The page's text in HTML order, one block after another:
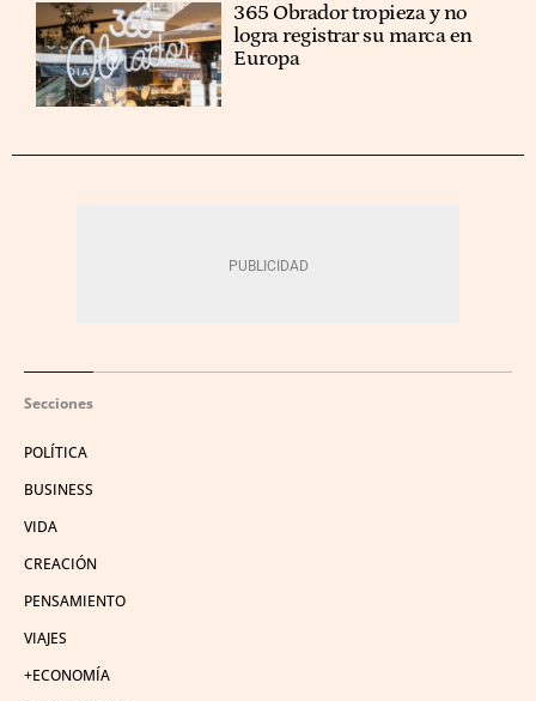
365 Obrador tropieza y no
logra registrar su marca en
Europa
Secciones
POLÍTICA
BUSINESS
VIDA
CREACIÓN
PENSAMIENTO
VIAJES
+ECONOMÍA